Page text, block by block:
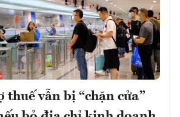
thuế vẫn bị “chặn cửa”